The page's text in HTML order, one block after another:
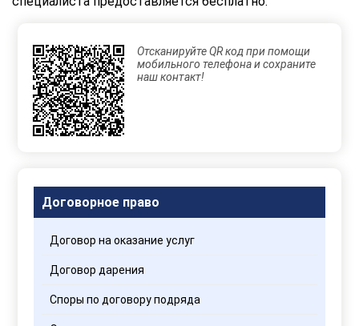
Отсканируйте QR код при помощи
мобильного телефона и сохраните
наш контакт!
Договорное право
Договор на оказание услуг
Договор дарения
Споры по договору подряда